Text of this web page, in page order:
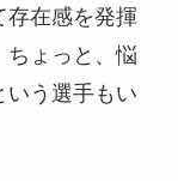
存在感を発揮
ちょっと、悩
いう選手もい